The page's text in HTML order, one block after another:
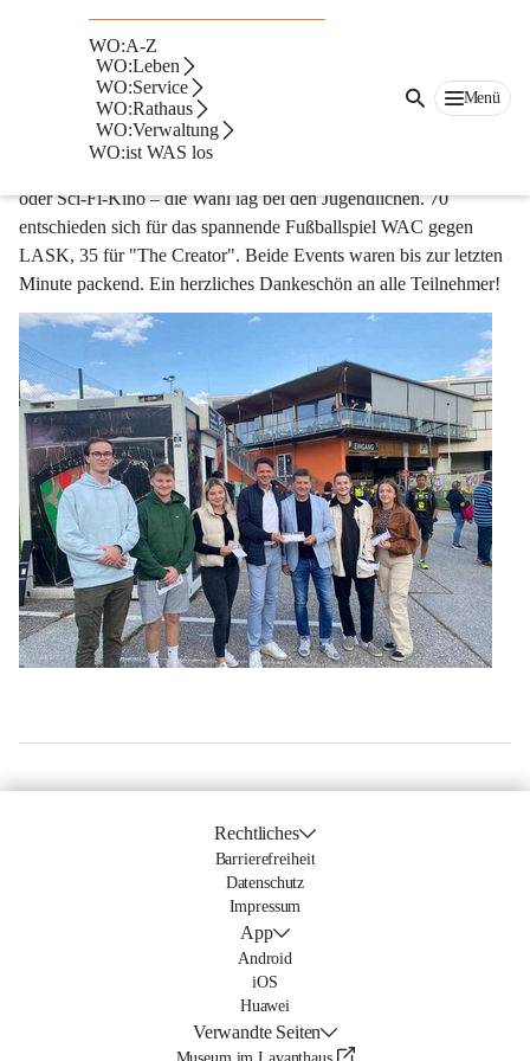
WO:A-Z
WO:Leben
WO:Service
WO:Rathaus
WO:Verwaltung
WO:ist WAS los
Menü
JungbürgerInnen-Erlebnistag: Sport,
Spannung, Spaß!
Die Stadt Wolfsberg feierte nach coronabedingter Pause einen
grandiosen JungbürgerInnen-Tag! 105 Teilnehmer der Jahrgänge
oder Sci-Fi-Kino – die Wahl lag bei den Jugendlichen. 70
entschieden sich für das spannende Fußballspiel WAC gegen
LASK, 35 für "The Creator". Beide Events waren bis zur letzten
Minute packend. Ein herzliches Dankeschön an alle Teilnehmer!
Rechtliches
Barrierefreiheit
Datenschutz
Impressum
App
Android
iOS
Huawei
Verwandte Seiten